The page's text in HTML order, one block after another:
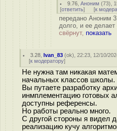
9.76 ,Аноним (73),
[ответить] [к
передано Аноним
долго, и ее
свёрнут, показать
3.28 ,Ivan_83 (ok), 22:23, 12/10/
[к модератору]
Не нужна там никакая
начальных классов школы.
Вы путаете разработку
инмплементацию готовых
доступны референсы.
Но работы реально много.
С другой стороны я видел
реализацию кучу